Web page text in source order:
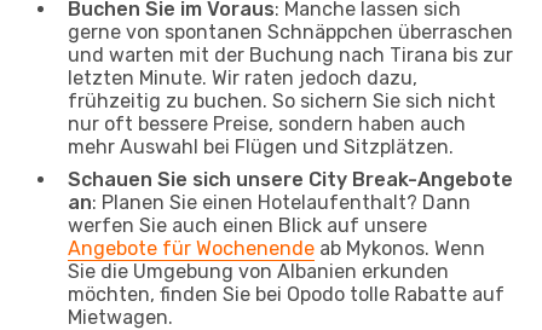
Buchen Sie im Voraus: Manche lassen sich
gerne von spontanen Schnäppchen überraschen
und warten mit der Buchung nach Tirana bis zur
letzten Minute. Wir raten jedoch dazu,
frühzeitig zu buchen. So sichern Sie sich nicht
nur oft bessere Preise, sondern haben auch
mehr Auswahl bei Flügen und Sitzplätzen.
Schauen Sie sich unsere City Break-Angebote
an: Planen Sie einen Hotelaufenthalt? Dann
werfen Sie auch einen Blick auf unsere
Angebote für Wochenende ab Mykonos. Wenn
Sie die Umgebung von Albanien erkunden
möchten, finden Sie bei Opodo tolle Rabatte auf
Mietwagen.